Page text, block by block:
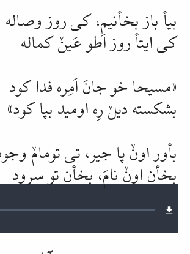
بیأ باز بخأنیم، کی روز وصاله
کی ایتأ روز اَطو عَینٚکماله
«مسیحاخو جانَ اَمِره فدا کود
بشکسته دیلٚ رِه اومید بپا کود»
بأور اونٚ پا جیر، تی تومامٚ
بخأن اونٚ نامَ، بخأن تو سرود
: